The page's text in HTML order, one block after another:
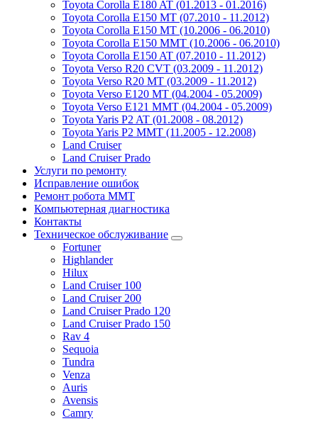
Toyota Corolla E180 AT (01.2013 - 01.2016)
Toyota Corolla E150 MT (07.2010 - 11.2012)
Toyota Corolla E150 MT (10.2006 - 06.2010)
Toyota Corolla E150 MMT (10.2006 - 06.2010)
Toyota Corolla E150 AT (07.2010 - 11.2012)
Toyota Verso R20 CVT (03.2009 - 11.2012)
Toyota Verso R20 MT (03.2009 - 11.2012)
Toyota Verso E120 MT (04.2004 - 05.2009)
Toyota Verso E121 MMT (04.2004 - 05.2009)
Toyota Yaris P2 AT (01.2008 - 08.2012)
Toyota Yaris P2 MMT (11.2005 - 12.2008)
Land Cruiser
Land Cruiser Prado
Услуги по ремонту
Исправление ошибок
Ремонт робота MMT
Компьютерная диагностика
Контакты
Техническое обслуживание
Fortuner
Highlander
Hilux
Land Cruiser 100
Land Cruiser 200
Land Cruiser Prado 120
Land Cruiser Prado 150
Rav 4
Sequoia
Tundra
Venza
Auris
Avensis
Camry